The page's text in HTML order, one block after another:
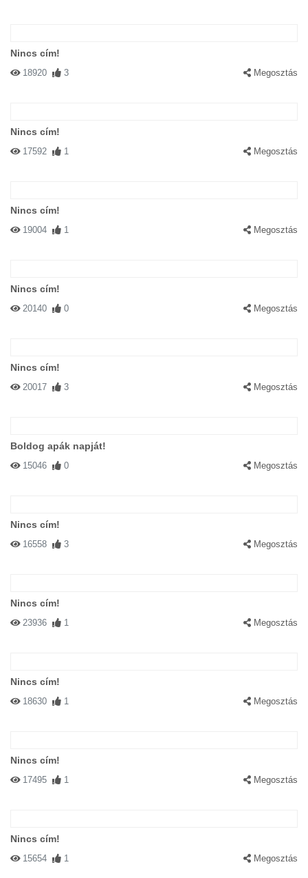
Nincs cím!
18920 3 Megosztás
Nincs cím!
17592 1 Megosztás
Nincs cím!
19004 1 Megosztás
Nincs cím!
20140 0 Megosztás
Nincs cím!
20017 3 Megosztás
Boldog apák napját!
15046 0 Megosztás
Nincs cím!
16558 3 Megosztás
Nincs cím!
23936 1 Megosztás
Nincs cím!
18630 1 Megosztás
Nincs cím!
17495 1 Megosztás
Nincs cím!
15654 1 Megosztás